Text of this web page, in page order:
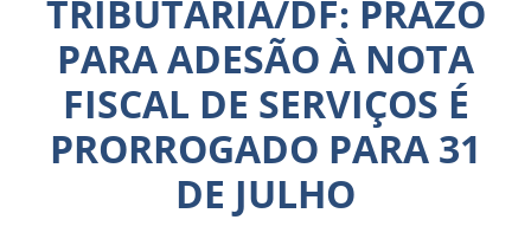
TRIBUTÁRIA/DF: PRAZO
PARA ADESÃO À NOTA
FISCAL DE SERVIÇOS É
PRORROGADO PARA 31
DE JULHO